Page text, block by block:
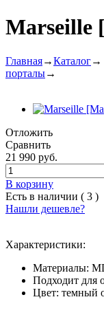
Marseille
Главная→Каталог→
порталы→
Отложить
Сравнить
21 990 руб.
В корзину
Есть в наличии ( 3 )
Нашли дешевле?
Характеристики:
Материалы:
Подходит для
Цвет: темный